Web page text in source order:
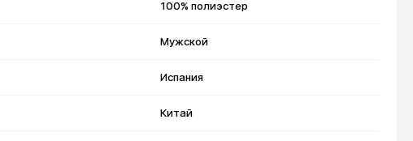
100% полиэстер
Мужской
Испания
Китай